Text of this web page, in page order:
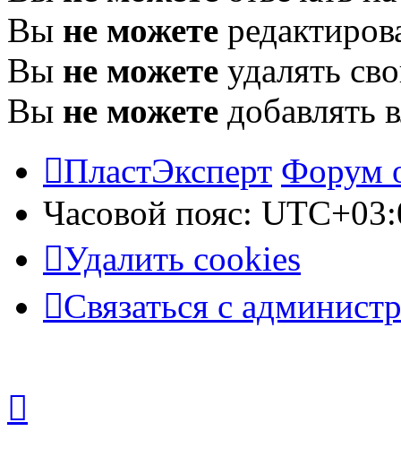
Вы не можете
Вы не можете удалять
Вы не можете добавлять
ПластЭксперт Форум
Часовой пояс:
Удалить cookies
Связаться с